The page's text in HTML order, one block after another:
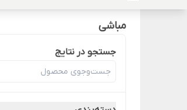
مباشی
جستجو در نتایج